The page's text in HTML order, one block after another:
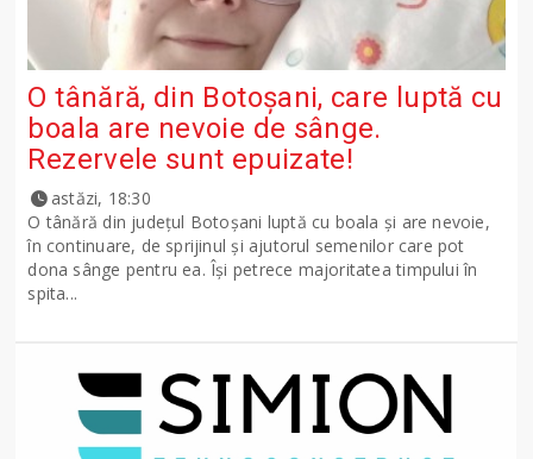
O tânără, din Botoșani, care luptă cu
boala are nevoie de sânge.
Rezervele sunt epuizate!
astăzi, 18:30
O tânără din județul Botoșani luptă cu boala și are nevoie,
în continuare, de sprijinul și ajutorul semenilor care pot
dona sânge pentru ea. Își petrece majoritatea timpului în
spita...